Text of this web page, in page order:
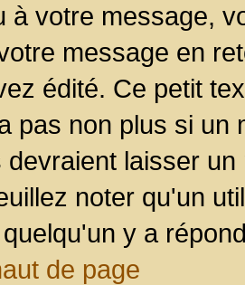
à votre message,
message en
édité. Ce petit
pas non plus si un
devraient laisser
noter qu'un
y a
de page